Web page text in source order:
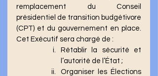
remplacement du Conseil
présidentiel de transition budgétivore
(CPT) et du gouvernement en place.
Cet Exécutif sera chargé de :
Rétablir la sécurité et
l’autorité de l’État ;
Organiser les Élections